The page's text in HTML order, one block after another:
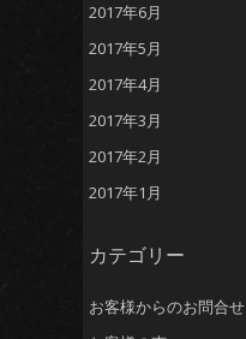
2017年6月
2017年5月
2017年4月
2017年3月
2017年2月
2017年1月
カテゴリー
お客様からのお問合せ